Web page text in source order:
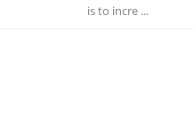
is to incre ...